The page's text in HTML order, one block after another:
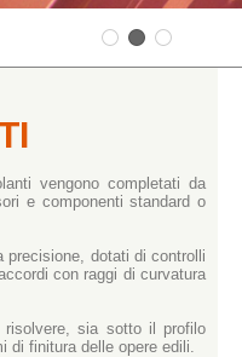
vengono completati da
e componenti standard o
precisione, dotati di controlli
con raggi di curvatura
risolvere, sia sotto il profilo
finitura delle opere edili.